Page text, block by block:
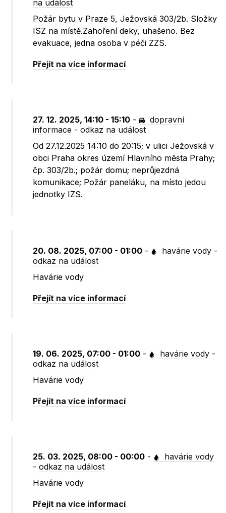
na událost
Požár bytu v Praze 5, Ježovská 303/2b. Složky
ISZ na místě.Zahoření deky, uhašeno. Bez
evakuace, jedna osoba v péči ZZS.
Přejít na více informací
27. 12. 2025, 14:10 - 15:10 -
dopravní
informace -odkaz na událost
Od 27.12.2025 14:10 do 20:15; v ulici Ježovská v
obci Praha okres území Hlavního města Prahy;
čp. 303/2b.; požár domu; neprůjezdná
komunikace; Požár paneláku, na místo jedou
jednotky IZS.
20. 08. 2025, 07:00 - 01:00 - havárie vody -
odkaz na událost
Havárie vody
Přejít na více informací
19. 06. 2025, 07:00 - 01:00 - havárie vody -
odkaz na událost
Havárie vody
Přejít na více informací
25. 03. 2025, 08:00 - 00:00 -
havárie vody
-odkaz na událost
Havárie vody
Přejít na více informací